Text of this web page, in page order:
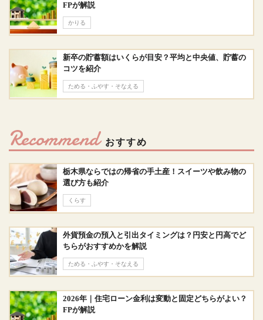
FPが解説
かりる
新卒の貯蓄額はいくらが目安？平均と中央値、貯蓄の
コツを紹介
ためる・ふやす・そなえる
Recommend おすすめ
栃木県ならではの帰省の手土産！スイーツや飲み物の
選び方も紹介
くらす
外貨預金の預入と引出タイミングは？円安と円高でど
ちらがおすすめかを解説
ためる・ふやす・そなえる
2026年｜住宅ローン金利は変動と固定どちらがよい？
FPが解説